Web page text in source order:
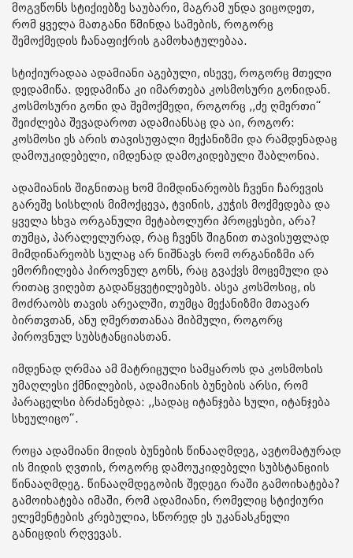
მოგვწონს სტიქიებზე საუბარი, მაგრამ უნდა ვიცოდეთ,
რომ ყველა მათგანი წმინდა სამების, როგორც
შემოქმედის ჩანაფიქრის გამოხატულებაა.
სტიქიურადაა ადამიანი აგებული, ისევე, როგორც მთელი
დედამიწა. დედამიწა კი იმართება კოსმოსური გონიდან.
კოსმოსური გონი და შემოქმედი, როგორც ,,ძე ღმერთი“
შეიძლება შევადაროთ ადამიანსაც და აი, როგორ:
კოსმოსი ეს არის თავისუფალი მექანიზმი და რამდენადაც
დამოუკიდებელი, იმდენად დამოკიდებული შაბლონია.
ადამიანის შიგნითაც ხომ მიმდინარეობს ჩვენი ჩარევის
გარეშე სისხლის მიმოქცევა, ტვინის, კუჭის მოქმედება და
ყველა სხვა ორგანული მეტაბოლური პროცესები, არა?
თუმცა, პარალელურად, რაც ჩვენს შიგნით თავისუფლად
მიმდინარეობს სულაც არ ნიშნავს რომ ორგანიზმი არ
ემორჩილება პიროვნულ გონს, რაც გვაქვს მოცემული და
რითაც ვიღებთ გადაწყვეტილებებს. ასეა კოსმოსიც, ის
მოძრაობს თავის არეალში, თუმცა მექანიზმი მთავარ
ბირთვთან, ანუ ღმერთთანაა მიბმული, როგორც
პიროვნულ სუბსტანციასთან.
იმდენად ღრმაა ამ მატრიცული სამყაროს და კოსმოსის
უმაღლესი ქმნილების, ადამიანის ბუნების არსი, რომ
პარაცელსი ბრძანებდა: ,,სადაც იტანჯება სული, იტანჯება
სხეულიცო“.
როცა ადამიანი მიდის ბუნების წინააღმდეგ, ავტომატურად
ის მიდის ღვთის, როგორც დამოუკიდებელი სუბსტანციის
წინააღმდეგ. წინააღმდეგობის შედეგი რაში გამოიხატება?
გამოიხატება იმაში, რომ ადამიანი, რომელიც სტიქიური
ელემენტების კრებულია, სწორედ ეს უკანასკნელი
განიცდის რღვევას.